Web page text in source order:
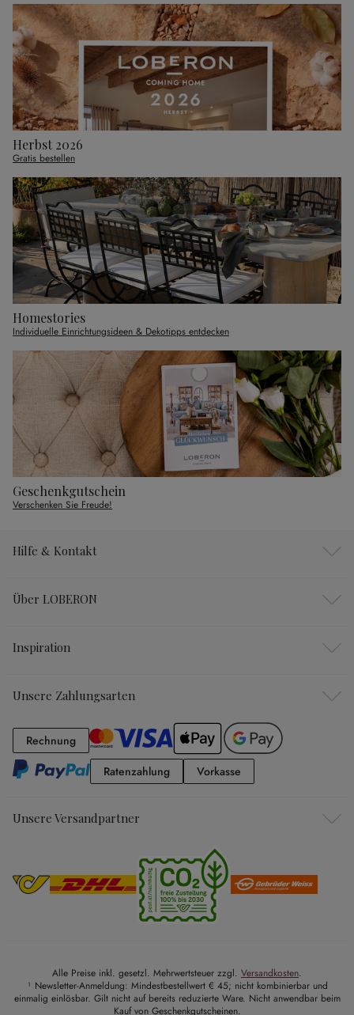
Herbst 2026
Gratis bestellen
Homestories
Individuelle Einrichtungsideen & Dekotipps entdecken
Geschenkgutschein
Verschenken Sie Freude!
Hilfe & Kontakt
Über LOBERON
Inspiration
Unsere Zahlungsarten
RechnungRechnung
RatenzahlungRatenzahlung
Vorkasse
Unsere Versandpartner
Alle Preise inkl. gesetzl. Mehrwertsteuer zzgl. Versandkosten.
¹ Newsletter-Anmeldung: Mindestbestellwert € 45; nicht kombinierbar und
einmalig einlösbar. Gilt nicht auf bereits reduzierte Ware. Nicht anwendbar beim
Kauf von Geschenkgutscheinen.